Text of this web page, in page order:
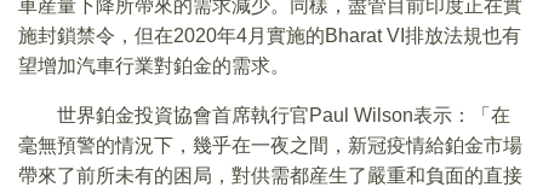
車産量下降所帶來的需求減少。同樣，盡管目前印度正在實
施封鎖禁令，但在2020年4月實施的Bharat VI排放法規也有
望增加汽車行業對鉑金的需求。
世界鉑金投資協會首席執行官Paul Wilson表示：「在
毫無預警的情況下，幾乎在一夜之間，新冠疫情給鉑金市場
帶來了前所未有的困局，對供需都産生了嚴重和負面的直接